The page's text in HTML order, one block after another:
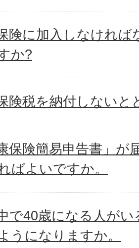
険に加入しなけれ
か?
険税を納付しない
保険簡易申告書」
ばよいですか。
で40歳になる人が
うになりますか。